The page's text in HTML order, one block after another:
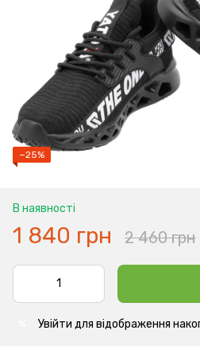
−25%
В наявності
1 840 грн 2 460 грн
Увійти для відображення